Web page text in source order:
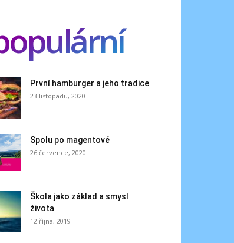
První hamburger a jeho tradice
23 listopadu, 2020
Spolu po magentové
26 července, 2020
Škola jako základ a smysl
života
12 října, 2019